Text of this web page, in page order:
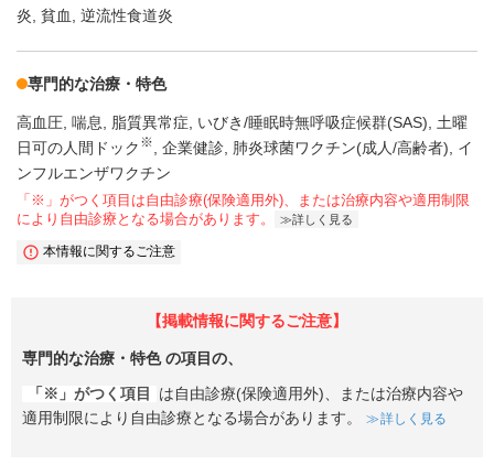
炎 貧血 逆流性食道炎
専門的な治療・特色
高血圧 喘息 脂質異常症 いびき/睡眠時無呼吸症候群(SAS)
土曜
日可の人間ドック ※ 企業健診 肺炎球菌ワクチン(成人/高齢者)
イ
ンフルエンザワクチン
「※」がつく項目は自由診療(保険適用外)、または治療内容や適用制限
により自由診療となる場合があります。
詳しく見る
本情報に関するご注意
【掲載情報に関するご注意】
専門的な治療・特色の項目の、
「※」がつく項目
は自由診療(保険適用外)、または治療内容や
適用制限により自由診療となる場合があります。
詳しく見る